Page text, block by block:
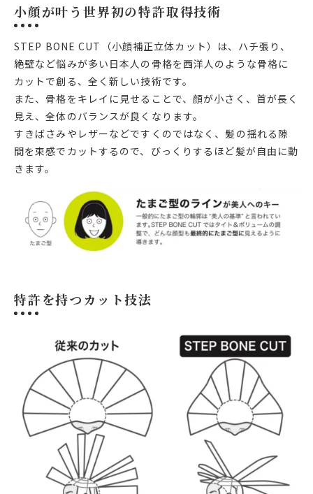
小顔が叶う世界初の特許取得技術
STEP BONE CUT（小顔補正立体カット）は、ハチ張り、
絶壁など悩みが多い日本人の骨格を西洋人のような骨格に
カットで創る、全く新しい技術です。
また、骨格をキレイに見せることで、顔が小さく、首が長く
見え、全体のバランスが良くなります。
すきばさみやレザーなどですくのではなく、髪の揺れる隙
間を束感でカットするので、びっくりするほど髪が自由に動
きます。
特許を持つカット技法